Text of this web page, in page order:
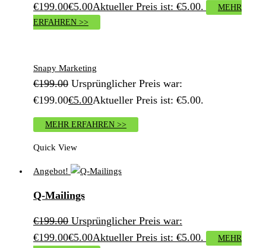
€199.00€5.00Aktueller Preis ist: €5.00.
MEHR
ERFAHREN >>
Snapy Marketing
€199.00 Ursprünglicher Preis war:
€199.00€5.00Aktueller Preis ist: €5.00.
MEHR ERFAHREN >>
Quick View
Angebot!
Q-Mailings
€199.00 Ursprünglicher Preis war:
€199.00€5.00Aktueller Preis ist: €5.00.
MEHR